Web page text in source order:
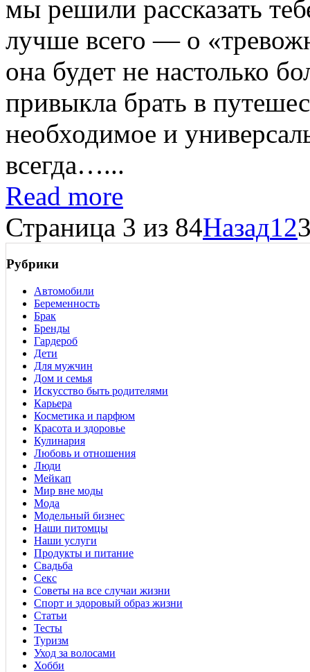
мы решили рассказать
лучше всего — о
она будет не настолько
привыкла брать в
необходимое и
всегда…...
Read more
Страница 3 из 84Назад12
Рубрики
Автомобили
Беременность
Брак
Бренды
Гардероб
Дети
Для мужчин
Дом и семья
Искусство быть родителями
Карьера
Косметика и парфюм
Красота и здоровье
Кулинария
Любовь и отношения
Люди
Мейкап
Мир вне моды
Мода
Модельный бизнес
Наши питомцы
Наши услуги
Продукты и питание
Свадьба
Секс
Советы на все случаи жизни
Спорт и здоровый образ жизни
Статьи
Тесты
Туризм
Уход за волосами
Хобби